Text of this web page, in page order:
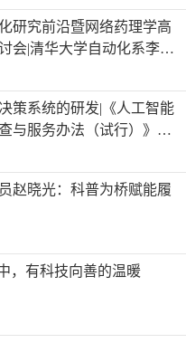
研究前沿暨网络药理学高
会|清华大学自动化系李梢
告
策系统的研发|《人工智能
与服务办法（试行）》印
赵晓光：科普为桥赋能履
，有科技向善的温暖